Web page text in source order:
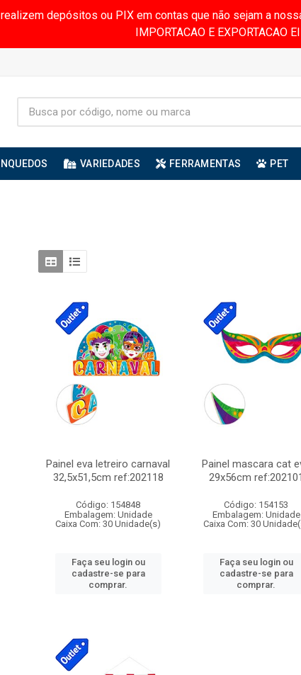
realizem depósitos ou PIX em contas que não sejam a
IMPORTACAO E EXPORTACAO
VARIEDADES FERRAMENTAS PET
Painel eva letreiro carnaval
32,5x51,5cm ref:202118
Código: 154848
Embalagem: Unidade
Caixa Com: 30 Unidade(s)
Faça seu login ou
cadastre-se para
comprar.
Painel mascara cat
29x56cm ref:202101
Código: 154153
Embalagem: Unidade
Caixa Com: 30
Faça seu login ou
cadastre-se para
comprar.